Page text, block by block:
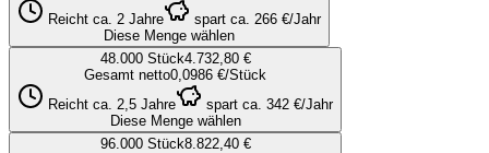
Reicht ca. 2 Jahre spart ca. 266 €/Jahr
Diese Menge wählen
48.000Stück4.732,80 €
Gesamt netto0,0986 €/Stück
Reicht ca. 2,5 Jahre spart ca. 342 €/Jahr
Diese Menge wählen
96.000Stück8.822,40 €